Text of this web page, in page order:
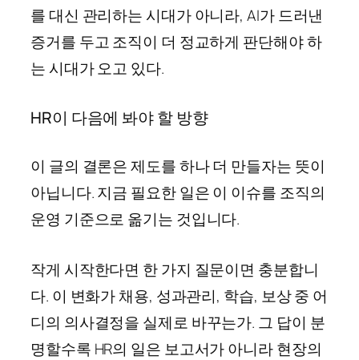
를 대신 관리하는 시대가 아니라, AI가 드러낸
증거를 두고 조직이 더 정교하게 판단해야 하
는 시대가 오고 있다.
HR이 다음에 봐야 할 방향
이 글의 결론은 제도를 하나 더 만들자는 뜻이
아닙니다. 지금 필요한 일은 이 이슈를 조직의
운영 기준으로 옮기는 것입니다.
작게 시작한다면 한 가지 질문이면 충분합니
다. 이 변화가 채용, 성과관리, 학습, 보상 중 어
디의 의사결정을 실제로 바꾸는가. 그 답이 분
명할수록 HR의 일은 보고서가 아니라 현장의